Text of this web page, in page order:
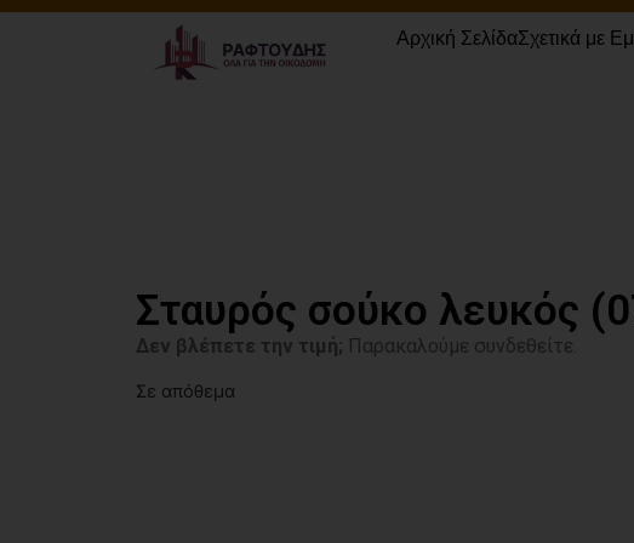
Αρχική ΣελίδαΣχετικά με
Σταυρός σούκο λευκός
Δεν βλέπετε την τιμή; Παρακαλούμε συνδεθείτε.
Σε απόθεμα